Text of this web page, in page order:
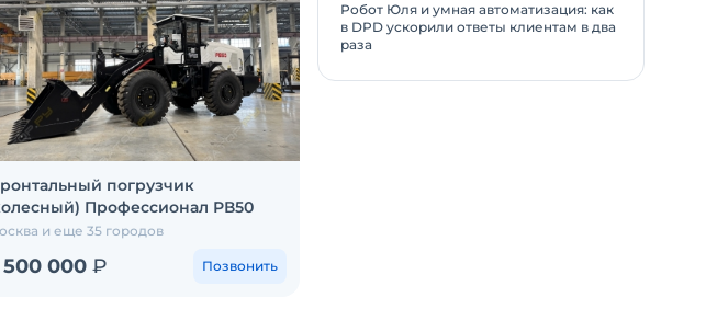
погрузчик
Профессионал РВ50
и еще 35 городов
500 000 ₽ Позвонить
Робот Юля и умная автоматизация: как
в DPD ускорили ответы клиентам в два
раза